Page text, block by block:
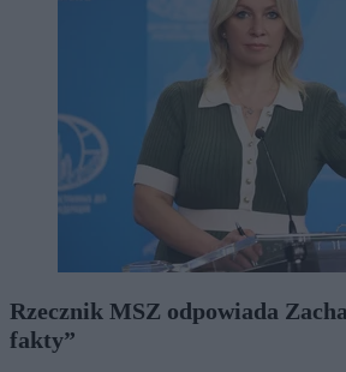
Rzecznik MSZ odpowiada
fakty”